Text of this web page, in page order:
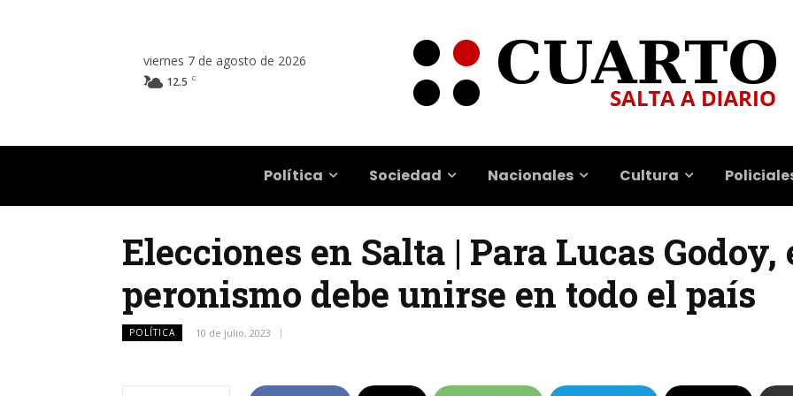
viernes 7 de agosto de 2026
12.5 C
Política Sociedad Nacionales Cultura
Elecciones en Salta | Para Lucas Godoy,
peronismo debe unirse en todo el país
POLÍTICA 10 de julio, 2023